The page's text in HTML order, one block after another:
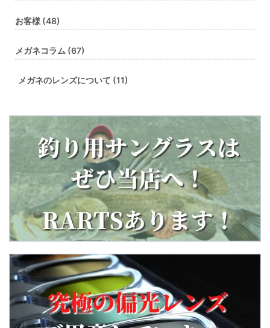
お客様 (48)
メガネコラム (67)
メガネのレンズについて (11)